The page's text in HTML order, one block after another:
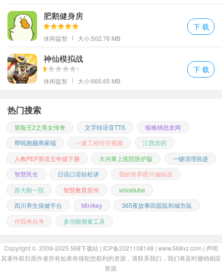
肥鹅健身房
休闲益智 大小:502.76 MB
下 载
神仙模拟战
休闲益智 大小:665.65 MB
下 载
热门搜索
冒险王2之美女传奇 文字转语音TTS
猕猴桃批发网
帮啦跑腿商家端
一建工程经济视频
江西农药
人教PEP英语五年级下册
大兴掌上医院医护版
一键清理痕迹
智慧民生
日语口语轻松讲
我的世界图片编辑器
苏大附一院
智慧教育苏州
voicetube
四川养生保健平台
Minikey
365夜故事田园鼠和城市鼠
伴我考自考
多功能测量工具
Copyright © 2009-2025 568下载站 | ICP备2021108148 | www.568xz.com | 声明
其著作权归原作者所有如果有侵犯您权利的资源，请联系我们，我们将及时撤销相应
资源.